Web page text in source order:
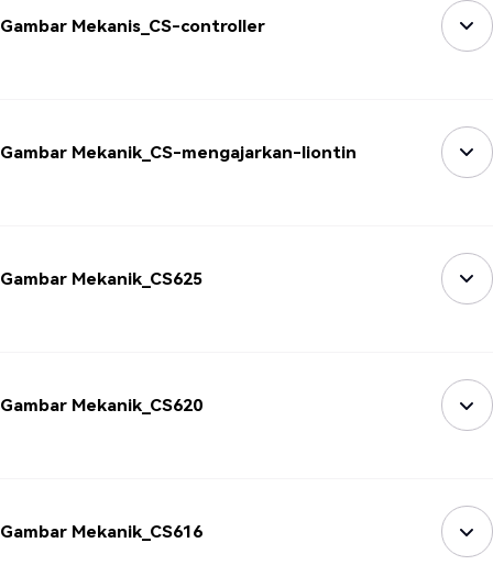
Gambar Mekanis_CS-controller
Gambar Mekanik_CS-mengajarkan-liontin
Gambar Mekanik_CS625
Gambar Mekanik_CS620
Gambar Mekanik_CS616